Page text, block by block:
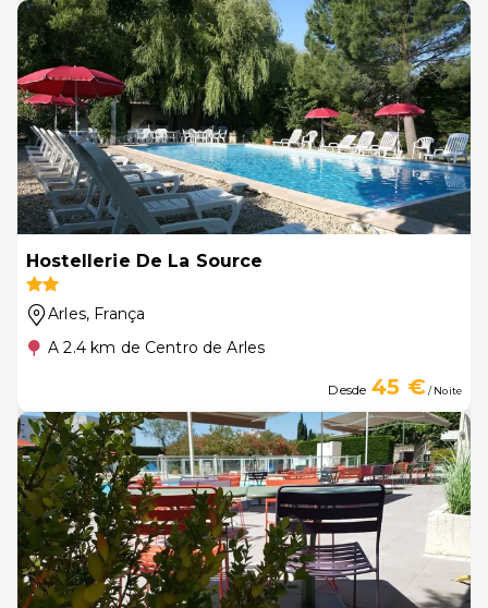
Hostellerie De La Source
Arles, França
A 2.4 km de Centro de Arles
Desde 45 €/ Noite